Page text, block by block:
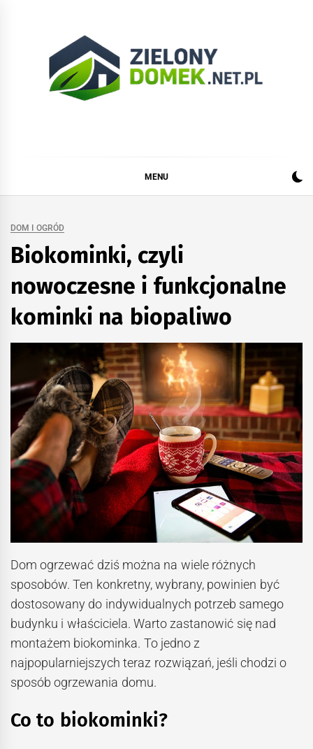
MENU
DOM I OGRÓD
Biokominki, czyli
nowoczesne i funkcjonalne
kominki na biopaliwo
Dom ogrzewać dziś można na wiele różnych
sposobów. Ten konkretny, wybrany, powinien być
dostosowany do indywidualnych potrzeb samego
budynku i właściciela. Warto zastanowić się nad
montażem biokominka. To jedno z
najpopularniejszych teraz rozwiązań, jeśli chodzi o
sposób ogrzewania domu.
Co to biokominki?